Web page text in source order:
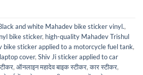
and white Mahadev bike sticker vinyl.,
bike sticker, high-quality Mahadev Trishul
bike sticker applied to a motorcycle fuel tank,
cover, Shiv Ji sticker applied to car
, ऑनलाइन महादेव बाइक स्टीकर,कार स्टीकर,